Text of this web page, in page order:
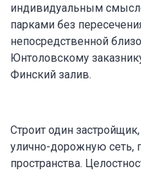
индивидуальным
парками без
непосредственной
Юнтоловскому
Финский залив.
Строит один
улично-дорожную
пространства.